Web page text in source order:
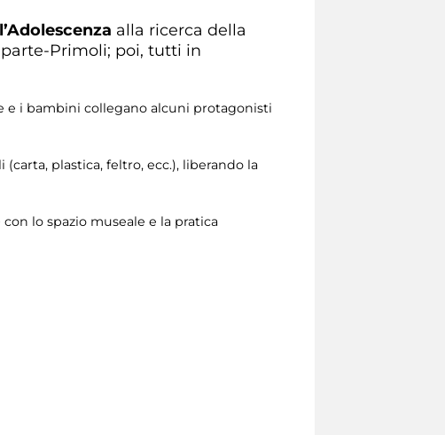
alla ricerca della
Primoli; poi, tutti in
e i bambini collegano alcuni protagonisti
plastica, feltro, ecc.), liberando la
lo spazio museale e la pratica